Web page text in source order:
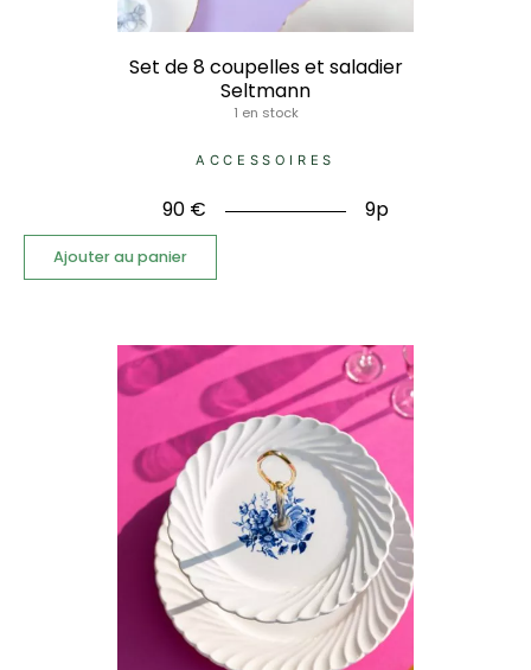
Set de 8 coupelles et saladier
Seltmann
1 en stock
ACCESSOIRES
90 € 9p
Ajouter au panier